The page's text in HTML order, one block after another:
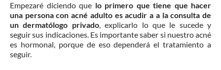
Empezaré diciendo que lo primero que tiene que hacer
una persona con acné adulto es acudir a a la consulta de
un dermatólogo privado, explicarlo lo que le sucede y
seguir sus indicaciones. Es importante saber si nuestro acné
es hormonal, porque de eso dependerá el tratamiento a
seguir.